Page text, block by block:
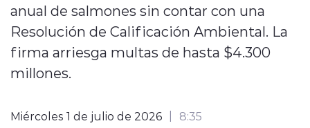
anual de salmones sin contar con una
Resolución de Calificación Ambiental. La
firma arriesga multas de hasta $4.300
millones.
Miércoles 1 de julio de 2026 8:35